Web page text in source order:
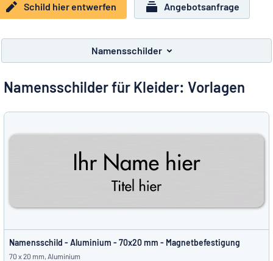
Das Gesuchte nicht gefunden? Schild hier entwerfen
Kundenservice
Privat / Firma
Schild hier entwerfen Angebotsanfrage
Namensschilder
Namensschilder für Kleider: Vorlagen
Namensschild - Aluminium - 70x20 mm - Magnetbefestigung
70 x 20 mm, Aluminium